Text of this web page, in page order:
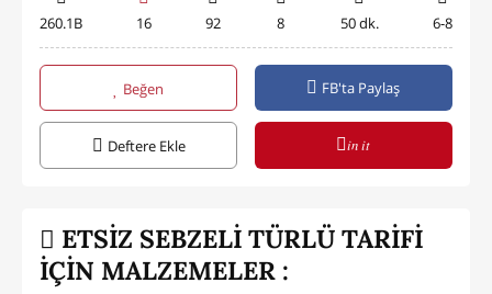
260.1B 16 92 8 50 dk. 6-8
Beğen FB'ta Paylaş
Deftere Ekle in it
ETSİZ SEBZELİ TÜRLÜ TARİFİ
İÇİN MALZEMELER :